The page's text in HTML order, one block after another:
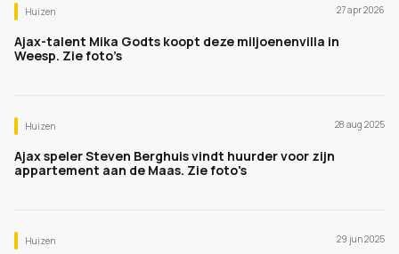
Huizen 27 apr 2026
Ajax-talent Mika Godts koopt deze miljoenenvilla in
Weesp. Zie foto’s
Huizen 28 aug 2025
Ajax speler Steven Berghuis vindt huurder voor zijn
appartement aan de Maas. Zie foto's
Huizen 29 jun 2025